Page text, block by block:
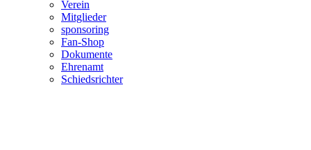
Verein
Mitglieder
sponsoring
Fan-Shop
Dokumente
Ehrenamt
Schiedsrichter